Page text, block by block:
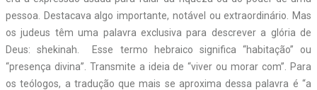
pessoa. Destacava algo importante, notável ou extraordinário. Mas
os judeus têm uma palavra exclusiva para descrever a glória de
Deus: shekinah.
Esse termo hebraico significa “habitação” ou
“presença divina”. Transmite a ideia de “viver ou morar com”. Para
os teólogos, a tradução que mais se aproxima dessa palavra é “a